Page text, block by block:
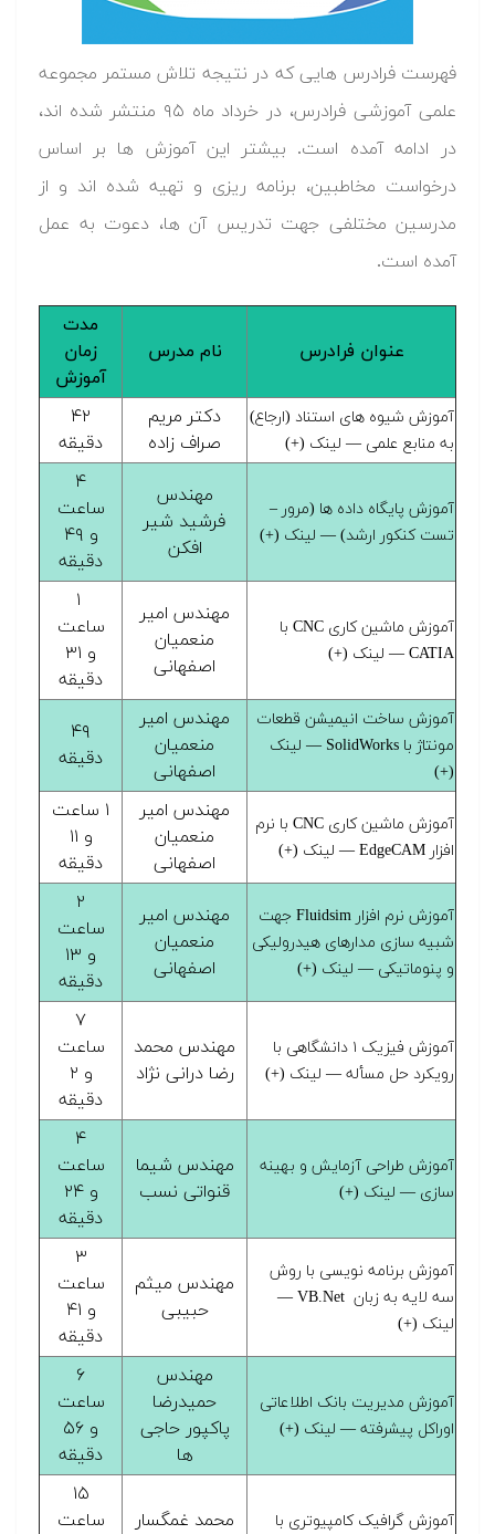
فهرست فرادرس هایی که در نتیجه تلاش مستمر مجموعه
علمی آموزشی فرادرس، در خرداد ماه ۹۵ منتشر شده اند،
در ادامه آمده است. بیشتر این آموزش ها بر اساس
درخواست مخاطبین، برنامه ریزی و تهیه شده اند و از
مدرسین مختلفی جهت تدریس آن ها، دعوت به عمل
آمده است.
عنوان فرادرس نام مدرس
مدت
زمان
آموزش
آموزش شیوه های استناد (ارجاع)
به منابع علمی — لینک (+)
دکتر مریم
صراف زاده
۴۲
دقیقه
آموزش پایگاه داده ها (مرور –
تست کنکور ارشد) — لینک (+)
مهندس
فرشید شیر
افکن
۴
ساعت
و ۴۹
دقیقه
آموزش ماشین کاری CNC با
CATIA — لینک (+)
مهندس امیر
منعمیان
اصفهانی
۱
ساعت
و ۳۱
دقیقه
آموزش ساخت انیمیشن قطعات
مونتاژ با SolidWorks — لینک
(+)
مهندس امیر
منعمیان
اصفهانی
۴۹
دقیقه
آموزش ماشین کاری CNC با نرم
افزار EdgeCAM — لینک (+)
مهندس امیر
منعمیان
اصفهانی
۱ ساعت
و ۱۱
دقیقه
آموزش نرم افزار Fluidsim جهت
شبیه سازی مدارهای هیدرولیکی
و پنوماتیکی — لینک (+)
مهندس امیر
منعمیان
اصفهانی
۲
ساعت
و ۱۳
دقیقه
آموزش فیزیک ۱ دانشگاهی با
رویکرد حل مسأله — لینک (+)
مهندس محمد
رضا درانی نژاد
۷
ساعت
و ۲
دقیقه
آموزش طراحی آزمایش و بهینه
سازی — لینک (+)
مهندس شیما
قنواتی نسب
۴
ساعت
و ۲۴
دقیقه
آموزش برنامه نویسی با روش
سه لایه به زبان VB.Net —
لینک (+)
مهندس میثم
حبیبی
۳
ساعت
و ۴۱
دقیقه
آموزش مدیریت بانک اطلاعاتی
اوراکل پیشرفته — لینک (+)
مهندس
حمیدرضا
پاکپور حاجی
ها
۶
ساعت
و ۵۶
دقیقه
آموزش گرافیک کامپیوتری با
محمد غمگسار
۱۵
ساعت